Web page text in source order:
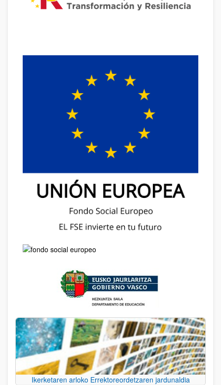
Ikerketaren arloko Errektoreordetzaren jardunaldia